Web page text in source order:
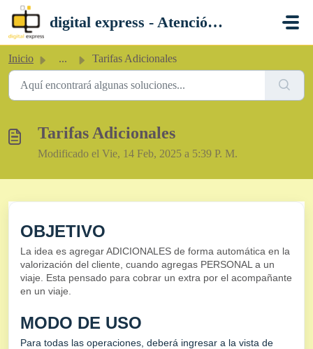
Saltar al contenido principal
digital express - Atención al Cliente
Inicio ... Tarifas Adicionales
Tarifas Adicionales
Modificado el Vie, 14 Feb, 2025 a 5:39 P. M.
OBJETIVO
La idea es agregar ADICIONALES de forma automática en la
valorización del cliente, cuando agregas PERSONAL a un
viaje. Esta pensado para cobrar un extra por el acompañante
en un viaje.
MODO DE USO
Para todas las operaciones, deberá ingresar a la vista de